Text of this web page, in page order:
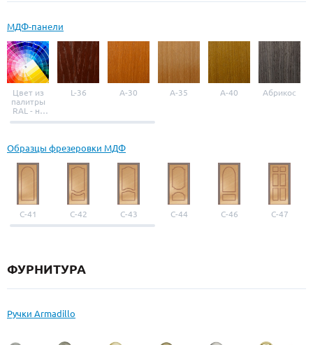
МДФ-панели
Цвет из
палитры
RAL - на
выбор
L-36 A-30 A-35 A-40 Абрикос
Образцы фрезеровки МДФ
С-41 С-42 С-43 С-44 С-46 С-47
ФУРНИТУРА
Ручки Armadillo